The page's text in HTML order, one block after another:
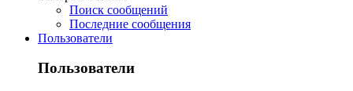
Поиск сообщений
Последние сообщения
Пользователи
Пользователи